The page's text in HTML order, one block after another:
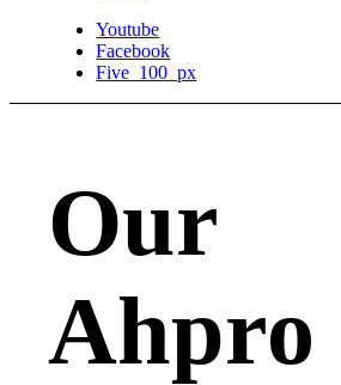
Youtube
Facebook
Five_100_px
Our
Ahpro